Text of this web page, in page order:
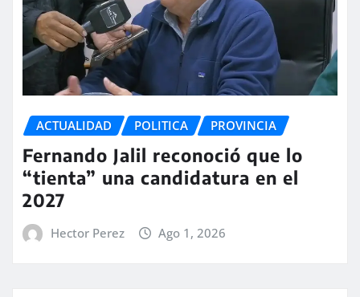
ACTUALIDAD POLITICA PROVINCIA
Fernando Jalil reconoció que lo
“tienta” una candidatura en el
2027
Hector Perez Ago 1, 2026